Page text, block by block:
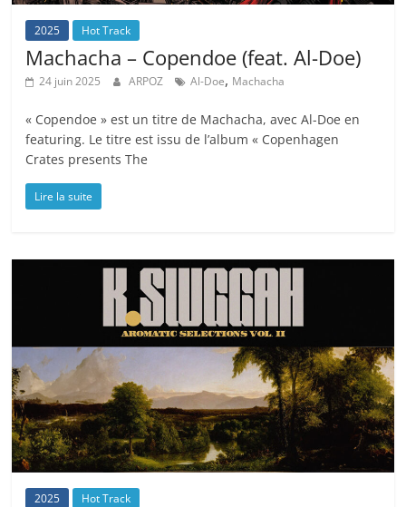
2025 Hot Track
Machacha – Copendoe (feat. Al-Doe)
24 juin 2025 ARPOZ Al-Doe, Machacha
« Copendoe » est un titre de Machacha, avec Al-Doe en
featuring. Le titre est issu de l’album « Copenhagen
Crates presents The
Lire la suite
2025 Hot Track